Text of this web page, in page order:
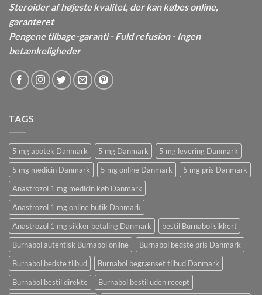
Steroider af højeste kvalitet, der kan købes online,
garanteret
Pengene tilbage-garanti - Fuld refusion - Ingen
betænkeligheder
TAGS
5 mg apotek Danmark 5 mg Danmark
5 mg levering Danmark
5 mg medicin Danmark
5 mg online Danmark
5 mg pris Danmark
Anastrozol 1 mg medicin køb Danmark
Anastrozol 1 mg online butik Danmark
Anastrozol 1 mg sikker betaling Danmark
bestil Burnabol sikkert
Burnabol autentisk Burnabol online
Burnabol bedste pris Danmark
Burnabol bedste tilbud
Burnabol begrænset tilbud Danmark
Burnabol bestil direkte
Burnabol bestil uden recept